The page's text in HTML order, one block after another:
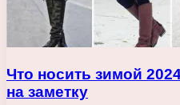
Что носить зимой
на заметку